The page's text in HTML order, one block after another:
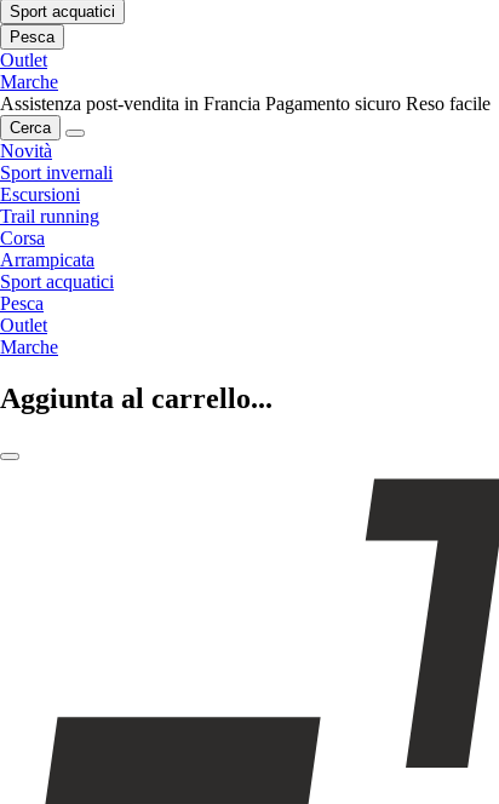
Sport acquatici
Pesca
Outlet
Marche
Assistenza post-vendita in Francia Pagamento sicuro Reso facile
Cerca
Novità
Sport invernali
Escursioni
Trail running
Corsa
Arrampicata
Sport acquatici
Pesca
Outlet
Marche
Aggiunta al carrello...